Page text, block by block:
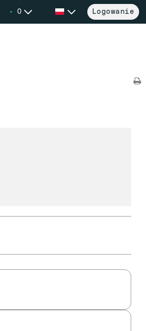
O Logowanie